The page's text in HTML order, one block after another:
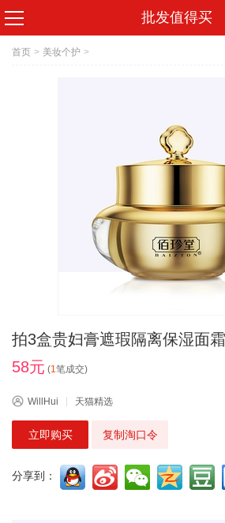
批发值得买
首页 > 美妆个护 >
拍3盒贵妇膏遮瑕隔离保湿面
58元 (1笔成交)
WillHui 天猫精选
立即购买 复制淘口令
分享到：